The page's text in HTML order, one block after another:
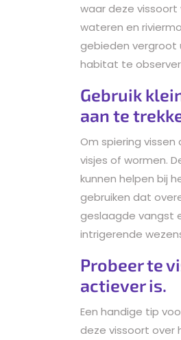
waar deze vissoort
wateren en
gebieden vergroot
habitat te
Gebruik
aan te
Om spiering
visjes of wormen.
kunnen helpen bij
gebruiken dat
geslaagde vangst
intrigerende
Probeer te
actiever is.
Een handige tip
deze vissoort over